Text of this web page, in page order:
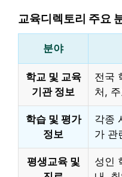
교육디렉토리 주요
분야
학교 및 교육
기관 정보
전국
처,
학습 및 평가
정보
각종
가 관
평생교육 및
성인